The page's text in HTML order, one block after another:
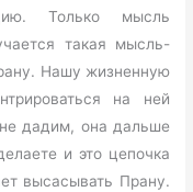
Только мысль
такая мысль-
Нашу жизненную
на ней
дадим, она дальше
и это цепочка
высасывать Прану.